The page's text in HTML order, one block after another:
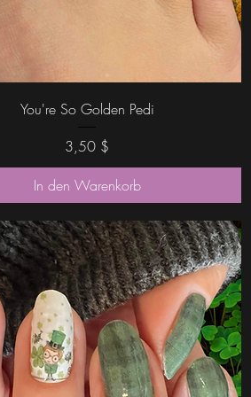
Schnellansicht
You're So Golden Pedi
Preis
3,50 $
In den Warenkorb